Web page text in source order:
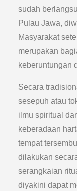
sudah
Pulau Jawa,
Masyarakat
merupakan
keberuntungan
Secara
sesepuh atau
ilmu spiritual
keberadaan
tempat
dilakukan
serangkaian
diyakini dapat